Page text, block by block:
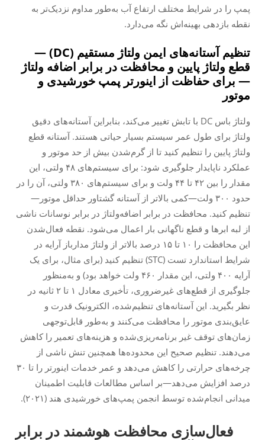
پمپ را در شرایط مختلف ارتفاع آب به‌طور مداوم نزدیک‌تر به
نقطه بازدهی بهینه‌اش نگه می‌دارد.
تنظیم آستانه‌های ایمن ولتاژ مستقیم (DC) —
قطع ولتاژ پایین و محافظت در برابر اضافه ولتاژ
— برای حفاظت از اینورتر پمپ خورشیدی و
موتور
ولتاژ باس DC با تابش تغییر می‌کند، بنابراین آستانه‌های دقیق
ولتاژ برای طول عمر سیستم بسیار حیاتی هستند. آستانه قطع
ولتاژ پایین را تنظیم کنید تا از گرم‌شدن بیش از حد موتور و
عملکرد ناپایدار جلوگیری شود: برای سیستم‌های ۴۸ ولتی، این
مقدار را بین ۴۲ تا ۴۴ ولت و برای سیستم‌های ۳۸۰ ولتی، آن را در
حدود ۳۰۰ ولت—کمی بالاتر از آستانه گشتاور حداقل موتور—
تنظیم کنید. محافظت در برابر اضافه‌ولتاژ در برابر نوسانات ناشی
از لبه ابرها و قطع ناگهانی بار اعمال می‌شود. نقطه فعال‌شدن
این محافظت را ۱۰ تا ۱۵ درصد بالاتر از ولتاژ مدارباز آرایه در
شرایط استاندارد تست (STC) تنظیم کنید (برای مثال، برای یک
آرایه ۴۰۰ ولتی، این مقدار ۴۶۰ ولت خواهد بود) و به‌منظور
جلوگیری از قطع‌های غیرضروری، تأخیری معادل ۱ تا ۲ ثانیه در
نظر بگیرید. این آستانه‌های تنظیم‌شده، الکترونیک قدرت و
عایق‌بندی موتور را محافظت می‌کنند و به‌طور قابل‌توجهی
زمان‌های توقف غیر برنامه‌ریزی‌شده و هزینه‌های تعمیر را کاهش
می‌دهند. تنظیم صحیح این محدوده‌ها همچنین تنش ناشی از
چرخه‌های حرارتی را کاهش می‌دهد و عمر خدمات اینورتر را تا ۳۰
درصد افزایش می‌دهد—بر اساس مطالعات قابلیت اطمینان
میدانی انجام‌شده توسط انجمن پمپ‌های خورشیدی هند (۲۰۲۱).
فعال‌سازی محافظت هوشمند در برابر